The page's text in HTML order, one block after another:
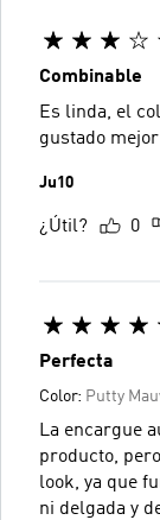
Combinable
Es linda, el
gustado
Ju10
¿Útil? 0
Perfecta
Color: Putty
La encargue
producto,
look, ya que
ni delgada y